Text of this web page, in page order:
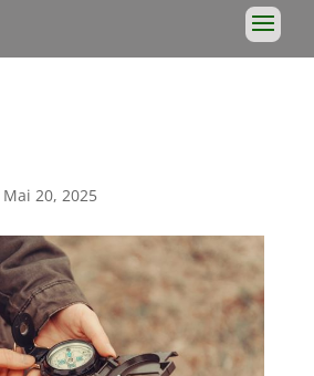
Mai 20, 2025